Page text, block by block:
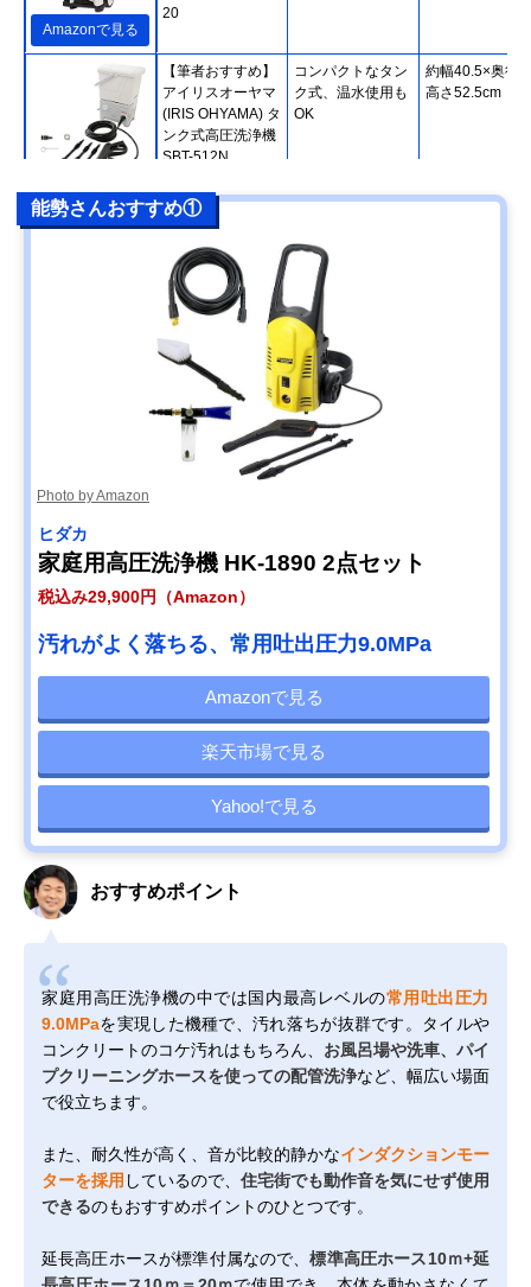
Amazonで見る
20
Amazonで見る
【筆者おすすめ】
アイリスオーヤマ
(IRIS OHYAMA) タ
ンク式高圧洗浄機
SBT-512N
コンパクトなタン
ク式、温水使用も
OK
約幅40.5×奥行
高さ52.5cm
ケルヒャー
(Karcher) モバイ
ル高圧洗浄機 KHB
6 バッテリーセッ
ト 1.328-113.0
単、日常使いにぴ
ったり
能勢さんおすすめ①
Photo by Amazon
ヒダカ
家庭用高圧洗浄機 HK-1890 2点セット
税込み29,900円（Amazon）
汚れがよく落ちる、常用吐出圧力9.0MPa
Amazonで見る
楽天市場で見る
Yahoo!で見る
おすすめポイント
家庭用高圧洗浄機の中では国内最高レベルの常用吐出圧力
9.0MPaを実現した機種で、汚れ落ちが抜群です。タイルや
コンクリートのコケ汚れはもちろん、 お風呂場や洗車、パイ
プクリーニングホースを使っての配管洗浄など、幅広い場面
で役立ちます。
また、耐久性が高く、音が比較的静かなインダクションモー
ターを採用 しているので、 住宅街でも動作音を気にせず使用
できるのもおすすめポイントのひとつです。
延長高圧ホースが標準付属なので、標準高圧ホース10ｍ+延